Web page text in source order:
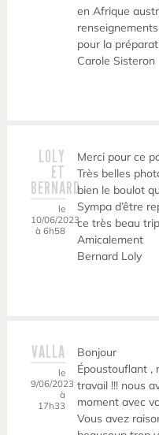
en Afrique
pour la
Carole Sisteron
LOLY
ET
BERNARD
le
10/06/2023
à 6h58
Merci pour ce
Très belles
bien le boulot
Sympa d’être
ce très beau
Amicalement
Bernard Loly
VALLA
le
9/06/2023
à
17h33
Bonjour
Époustouflant ,
travail !!! nous
moment avec
Vous avez